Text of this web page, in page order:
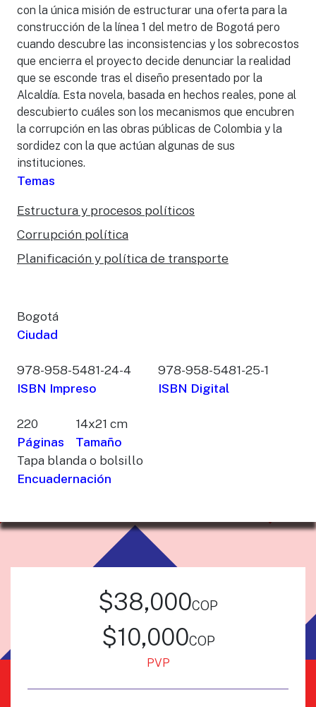
con la única misión de estructurar una oferta para la
construcción de la línea 1 del metro de Bogotá pero
cuando descubre las inconsistencias y los sobrecostos
que encierra el proyecto decide denunciar la realidad
que se esconde tras el diseño presentado por la
Alcaldía. Esta novela, basada en hechos reales, pone al
descubierto cuáles son los mecanismos que encubren
la corrupción en las obras públicas de Colombia y la
sordidez con la que actúan algunas de sus
instituciones.
Temas
Estructura y procesos políticos
Corrupción política
Planificación y política de transporte
Bogotá
Ciudad
978-958-5481-24-4
ISBN Impreso
978-958-5481-25-1
ISBN Digital
220
Páginas
14x21 cm
Tamaño
Tapa blanda o bolsillo
Encuadernación
$38,000cop
$10,000cop
PVP